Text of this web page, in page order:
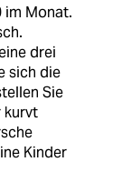
im Monat.
drei
sich die
Sie
kurvt
Kinder